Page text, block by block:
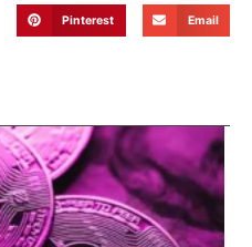
Pinterest Email